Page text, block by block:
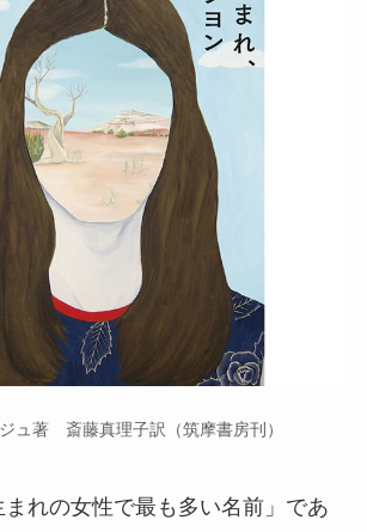
ュ著 斎藤真理子訳（筑摩書房刊）
まれの女性で最も多い名前」であ